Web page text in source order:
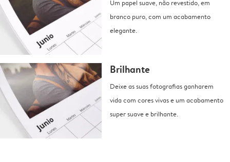
Um papel suave, não revestido, em
branco puro, com um acabamento
elegante.
Brilhante
Deixe as suas fotografias ganharem
vida com cores vivas e um acabamento
super suave e brilhante.